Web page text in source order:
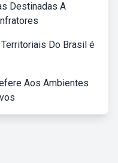
Destinadas A
Do Brasil é
Aos Ambientes